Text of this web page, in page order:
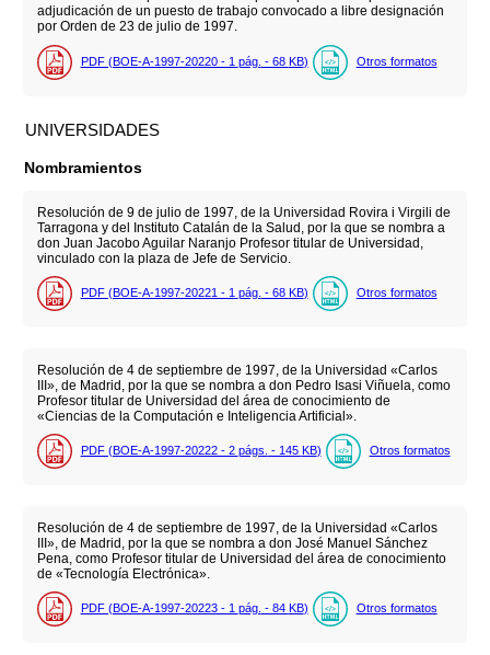
adjudicación de un puesto de trabajo convocado a libre designación
por Orden de 23 de julio de 1997.
PDF (BOE-A-1997-20220 - 1 pág. - 68 KB) Otros formatos
UNIVERSIDADES
Nombramientos
Resolución de 9 de julio de 1997, de la Universidad Rovira i Virgili de
Tarragona y del Instituto Catalán de la Salud, por la que se nombra a
don Juan Jacobo Aguilar Naranjo Profesor titular de Universidad,
vinculado con la plaza de Jefe de Servicio.
PDF (BOE-A-1997-20221 - 1 pág. - 68 KB) Otros formatos
Resolución de 4 de septiembre de 1997, de la Universidad «Carlos
III», de Madrid, por la que se nombra a don Pedro Isasi Viñuela, como
Profesor titular de Universidad del área de conocimiento de
«Ciencias de la Computación e Inteligencia Artificial».
PDF (BOE-A-1997-20222 - 2 págs. - 145 KB) Otros formatos
Resolución de 4 de septiembre de 1997, de la Universidad «Carlos
III», de Madrid, por la que se nombra a don José Manuel Sánchez
Pena, como Profesor titular de Universidad del área de conocimiento
de «Tecnología Electrónica».
PDF (BOE-A-1997-20223 - 1 pág. - 84 KB) Otros formatos